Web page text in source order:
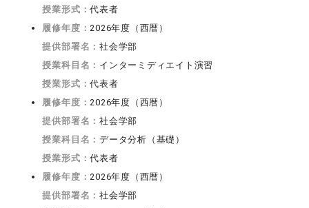
授業形式：代表者
履修年度：2026年度（西暦）
提供部署名：社会学部
授業科目名： インターミディエイト演習
授業形式：代表者
履修年度：2026年度（西暦）
提供部署名：社会学部
授業科目名：データ分析（基礎）
授業形式：代表者
履修年度：2026年度（西暦）
提供部署名：社会学部